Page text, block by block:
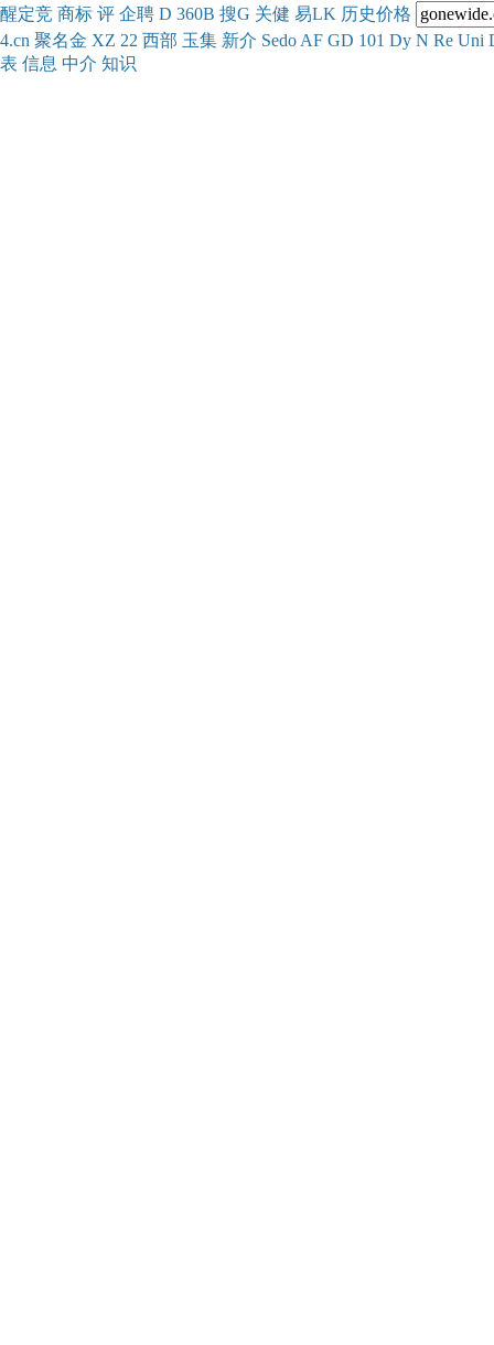
醒定竞 商标 评 企聘 D 360B 搜G 关健 易LK 历史价格
4.cn 聚名金 XZ 22 西部 玉集 新介 Sedo AF GD 101 Dy N Re Uni
表 信息 中介 知识